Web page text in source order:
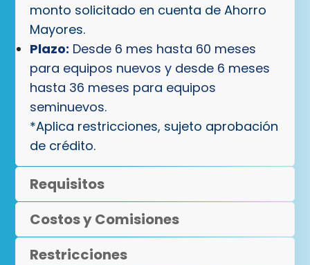
monto solicitado en cuenta de Ahorro
Mayores.
Plazo: Desde 6 mes hasta 60 meses
para equipos nuevos y desde 6 meses
hasta 36 meses para equipos
seminuevos.
*Aplica restricciones, sujeto aprobación
de crédito.
Requisitos
Costos y Comisiones
Restricciones